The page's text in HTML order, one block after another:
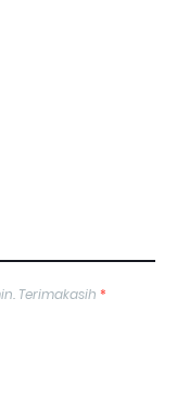
Terimakasih *